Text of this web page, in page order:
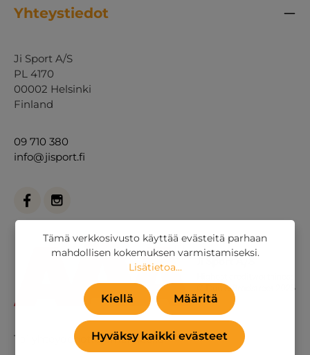
Yhteystiedot
Ji Sport A/S
PL 4170
00002 Helsinki
Finland
09 710 380
info@jisport.fi
Tai yhteydenottolomakkeella.
Tämä verkkosivusto käyttää evästeitä parhaan
mahdollisen kokemuksen varmistamiseksi.
Lisätietoa...
Kiellä Määritä
Hyväksy kaikki evästeet